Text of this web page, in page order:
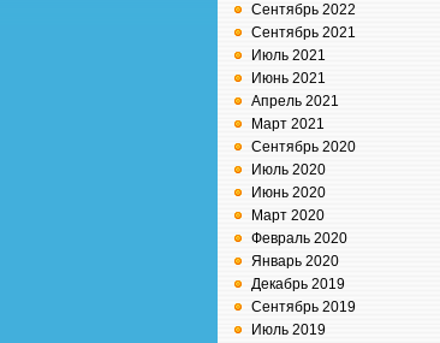
Сентябрь 2022
Сентябрь 2021
Июль 2021
Июнь 2021
Апрель 2021
Март 2021
Сентябрь 2020
Июль 2020
Июнь 2020
Март 2020
Февраль 2020
Январь 2020
Декабрь 2019
Сентябрь 2019
Июль 2019